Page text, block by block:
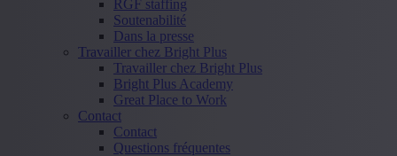
RGF staffing
Soutenabilité
Dans la presse
Travailler chez Bright Plus
Travailler chez Bright Plus
Bright Plus Academy
Great Place to Work
Contact
Contact
Questions fréquentes